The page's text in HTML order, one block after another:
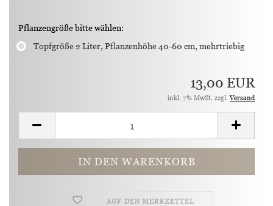
Pflanzengröße bitte wählen:
Topfgröße 2 Liter, Pflanzenhöhe 40-60 cm, mehrtriebig
13,00 EUR
inkl. 7% MwSt. zzgl.Versand
AUF DEN MERKZETTEL